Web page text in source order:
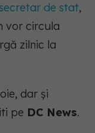
de stat,
vor circula
zilnic la
dar și
pe DC News.